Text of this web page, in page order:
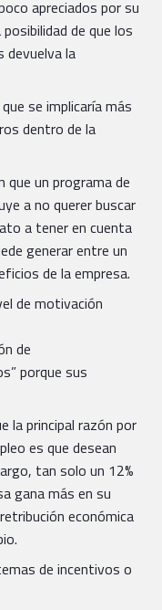
apreciados por su
de que los
devuelva la
se implicaría más
dentro de la
que un programa de
a no querer buscar
a tener en cuenta
generar entre un
de la empresa.
de motivación
de
porque sus
la principal razón por
es que desean
tan solo un 12%
gana más en su
económica
de incentivos o